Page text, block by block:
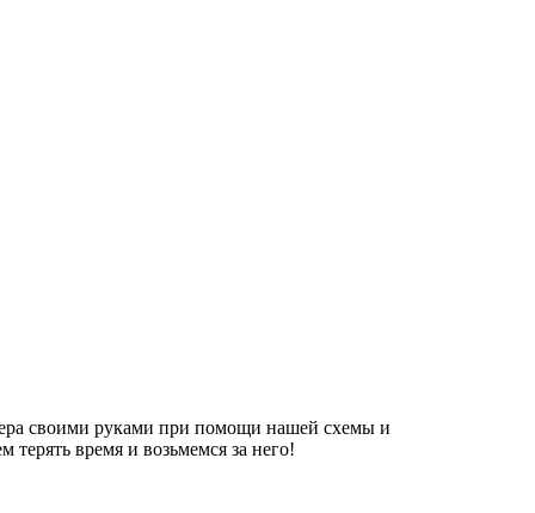
своими руками при помощи нашей схемы и
терять время и возьмемся за него!